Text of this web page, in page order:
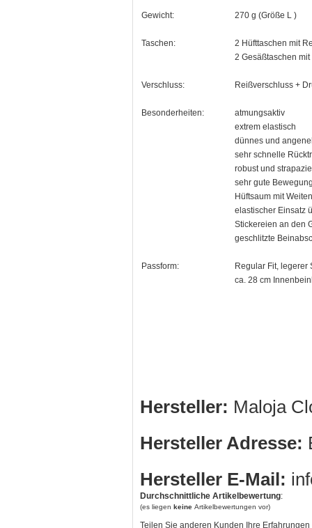
Gewicht: 270 g (Größe L )
Taschen:
2 Hüfttaschen mit
2 Gesäßtaschen
Verschluss: Reißverschluss +
Besonderheiten:
atmungsaktiv
extrem elastisch
dünnes und
sehr schnelle
robust und
sehr gute
Hüftsaum mit
elastischer Einsatz
Stickereien an den
geschlitzte
Passform:
Regular Fit, legerer
ca. 28 cm
Hersteller: Maloja
Hersteller Adresse:
Hersteller E-Mail:
Durchschnittliche Artikelbewertung:
(es liegen keine Artikelbewertungen vor)
Teilen Sie anderen Kunden Ihre Erfahrungen